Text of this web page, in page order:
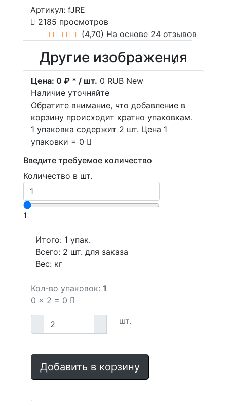
Артикул: fJRE
2185 просмотров
(4,70) На основе 24 отзывов
Другие изображения
Цена: 0 ₽ * / шт. 0 RUB New
Наличие уточняйте
Обратите внимание, что добавление в
корзину происходит кратно упаковкам.
1 упаковка содержит 2 шт. Цена 1
упаковки = 0
Введите требуемое количество
Количество в шт.
1
Итого: 1 упак.
Всего: 2 шт. для заказа
Вес: кг
Кол-во упаковок: 1
0 x 2 = 0
шт.
Добавить в корзину